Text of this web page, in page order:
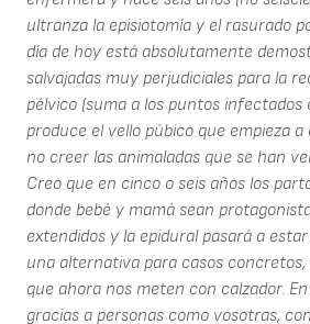
ultranza la episiotomía y el rasurado
día de hoy está absolutamente
salvajadas muy perjudiciales para la
pélvico (suma a los puntos infectados
produce el vello púbico que empieza
no creer las animaladas que se han
Creo que en cinco o seis años los
donde bebé y mamá sean
extendidos y la epidural pasará a
una alternativa para casos
que ahora nos meten con calzador.
gracias a personas como vosotras,